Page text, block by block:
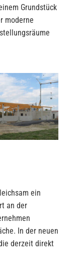
Grundstück
moderne
ein
an der
In der neuen
derzeit direkt